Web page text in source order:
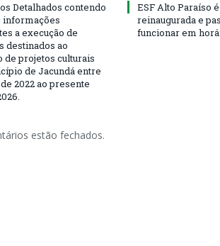
Detalhados contendo
informações
a execução de
destinados ao
de projetos culturais
de Jacundá entre
2022 ao presente
ESF Alto Paraíso é
reinaugurada e
funcionar em
estão fechados.